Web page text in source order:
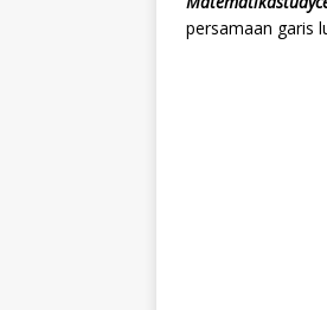
persamaan garis